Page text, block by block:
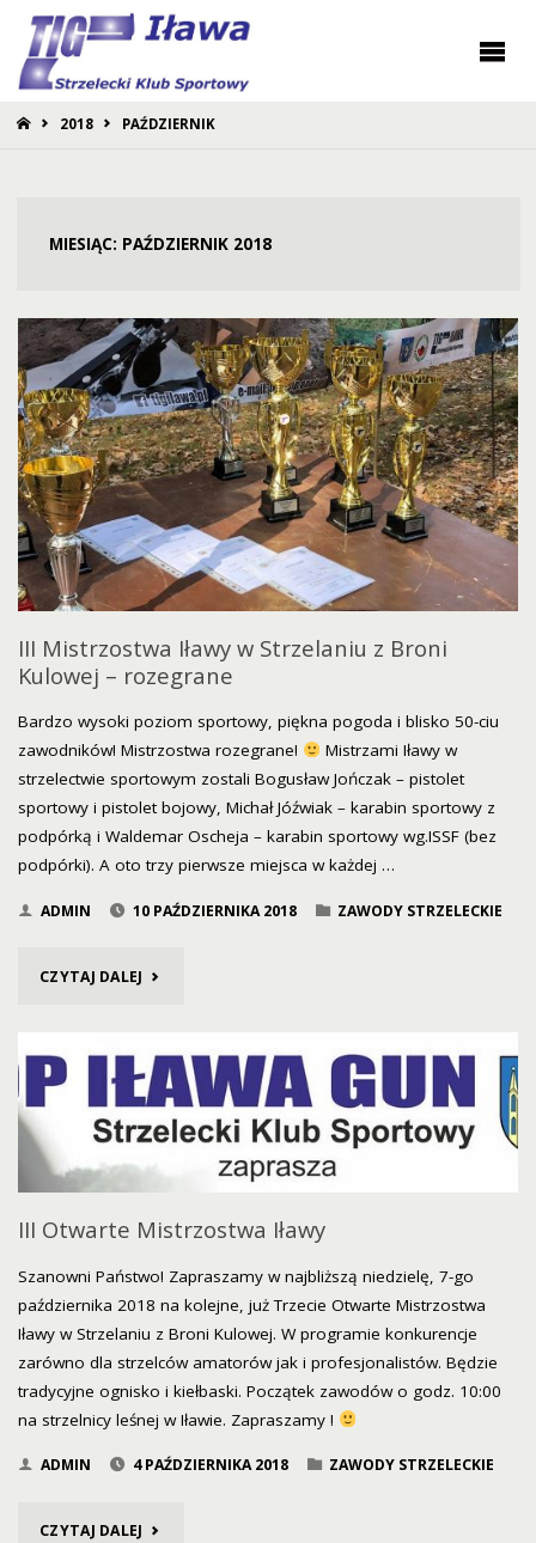
STRONA
2018 PAŹDZIERNIK
MIESIĄC: PAŹDZIERNIK 2018
III Mistrzostwa Iławy w Strzelaniu z Broni
Kulowej – rozegrane
Bardzo wysoki poziom sportowy, piękna pogoda i blisko 50-ciu
zawodników! Mistrzostwa rozegrane!
Mistrzami Iławy w
strzelectwie sportowym zostali Bogusław Jończak – pistolet
sportowy i pistolet bojowy, Michał Jóźwiak – karabin sportowy z
podpórką i Waldemar Oscheja – karabin sportowy wg.ISSF (bez
podpórki). A oto trzy pierwsze miejsca w każdej …
ADMIN 10 PAŹDZIERNIKA 2018 ZAWODY STRZELECKIE
CZYTAJ DALEJ "III
IŁAWY
STRZELANIU
KULOWEJ
–
III Otwarte Mistrzostwa Iławy
Szanowni Państwo! Zapraszamy w najbliższą niedzielę, 7-go
października 2018 na kolejne, już Trzecie Otwarte Mistrzostwa
Iławy w Strzelaniu z Broni Kulowej. W programie konkurencje
zarówno dla strzelców amatorów jak i profesjonalistów. Będzie
tradycyjne ognisko i kiełbaski. Początek zawodów o godz. 10:00
na strzelnicy leśnej w Iławie. Zapraszamy !
ADMIN 4 PAŹDZIERNIKA 2018 ZAWODY STRZELECKIE
CZYTAJ DALEJ "III